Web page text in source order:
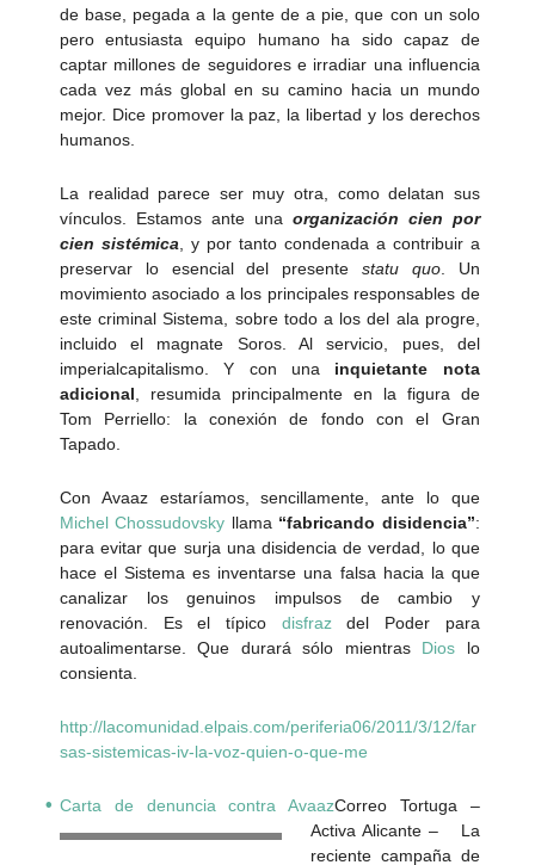
de base, pegada a la gente de a pie, que con un solo
pero entusiasta equipo humano ha sido capaz de
captar millones de seguidores e irradiar una influencia
cada vez más global en su camino hacia un mundo
mejor. Dice promover la paz, la libertad y los derechos
humanos.
La realidad parece ser muy otra, como delatan sus
vínculos. Estamos ante una organización cien por
cien sistémica , y por tanto condenada a contribuir a
preservar lo esencial del presentestatu quo . Un
movimiento asociado a los principales responsables de
este criminal Sistema, sobre todo a los del ala progre,
incluido el magnate Soros. Al servicio, pues, del
imperialcapitalismo. Y con una inquietante nota
adicional , resumida principalmente en la figura de
Tom Perriello: la conexión de fondo con el Gran
Tapado.
Con Avaaz estaríamos, sencillamente, ante lo que
Michel Chossudovsky llama “fabricando disidencia”:
para evitar que surja una disidencia de verdad, lo que
hace el Sistema es inventarse una falsa hacia la que
canalizar los genuinos impulsos de cambio y
renovación. Es el típico disfrazdel Poder para
autoalimentarse. Que durará sólo mientras Dios lo
consienta.
http://lacomunidad.elpais.com/periferia06/2011/3/12/far
sas-sistemicas-iv-la-voz-quien-o-que-me
Carta de denuncia contra AvaazCorreo Tortuga –
Activa Alicante – La
reciente campaña de